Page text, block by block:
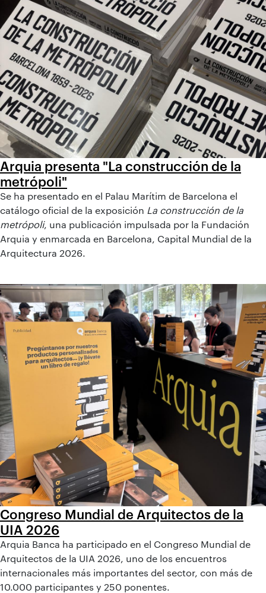
Arquia presenta "La construcción de la
metrópoli"
Se ha presentado en el Palau Marítim de Barcelona el
catálogo oficial de la exposición La construcción de la
metrópoli, una publicación impulsada por la Fundación
Arquia y enmarcada en Barcelona, Capital Mundial de la
Arquitectura 2026.
Congreso Mundial de Arquitectos de la
UIA 2026
Arquia Banca ha participado en el Congreso Mundial de
Arquitectos de la UIA 2026, uno de los encuentros
internacionales más importantes del sector, con más de
10.000 participantes y 250 ponentes.